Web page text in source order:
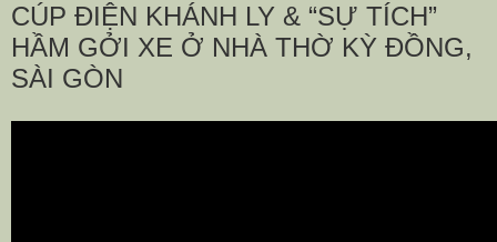
CÚP ĐIỆN KHÁNH LY & “SỰ TÍCH”
HẦM GỞI XE Ở NHÀ THỜ KỲ ĐỒNG,
SÀI GÒN